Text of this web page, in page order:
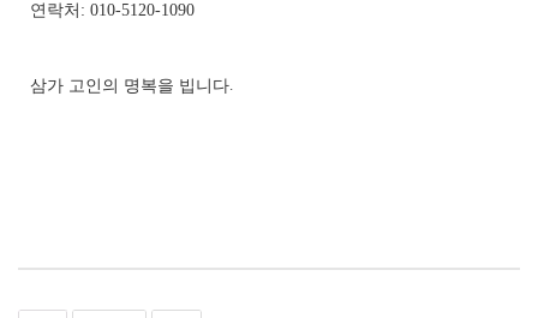
연락처: 010-5120-1090
삼가 고인의 명복을 빕니다.